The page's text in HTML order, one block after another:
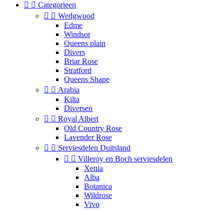
  Categorieen
  Wedgwood
Edme
Windsor
Queens plain
Divers
Briar Rose
Stratford
Queens Shape
  Arabia
Kilta
Diversen
  Royal Albert
Old Country Rose
Lavender Rose
  Serviesdelen Duitsland
  Villeroy en Boch serviesdelen
Xenia
Alba
Botanica
Wildrose
Vivo